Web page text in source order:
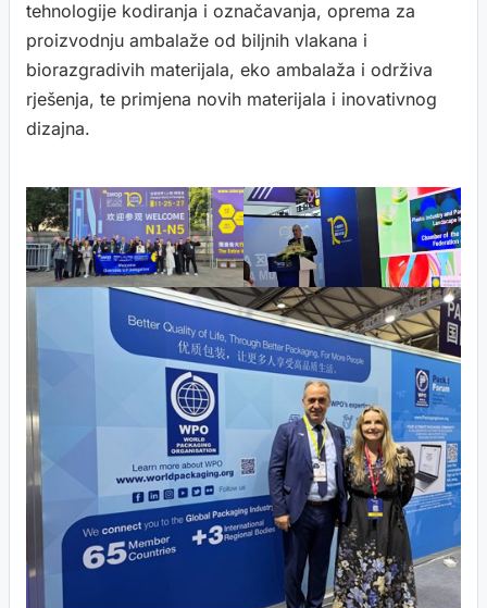
tehnologije kodiranja i označavanja, oprema za
proizvodnju ambalaže od biljnih vlakana i
biorazgradivih materijala, eko ambalaža i održiva
rješenja, te primjena novih materijala i inovativnog
dizajna.